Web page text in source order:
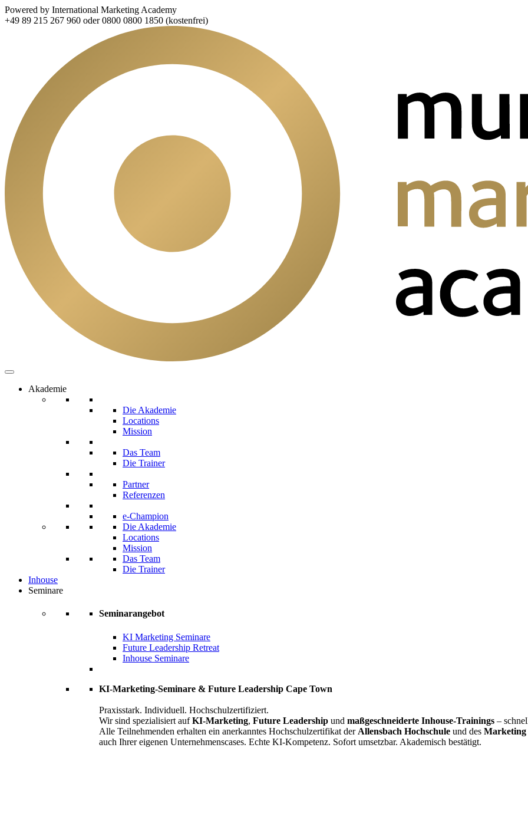
Powered by International Marketing Academy
+49 89 215 267 960 oder 0800 0800 1850 (kostenfrei)
Akademie
Die Akademie
Locations
Mission
Das Team
Die Trainer
Partner
Referenzen
e-Champion
Die Akademie
Locations
Mission
Das Team
Die Trainer
Inhouse
Seminare
Seminarangebot
KI Marketing Seminare
Future Leadership Retreat
Inhouse Seminare
KI-Marketing-Seminare & Future Leadership Cape Town
Praxisstark. Individuell. Hochschulzertifiziert.
Wir sind spezialisiert aufKI-Marketing, Future Leadership und maßgeschneiderte Inhouse-Trainings –
Alle Teilnehmenden erhalten ein anerkanntes Hochschulzertifikat der Allensbach Hochschule und des Marketing
auch Ihrer eigenen Unternehmenscases. Echte KI-Kompetenz. Sofort umsetzbar. Akademisch bestätigt.